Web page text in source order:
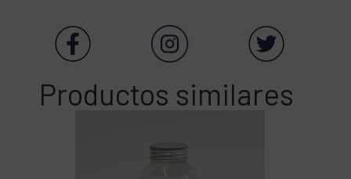
Productos similares